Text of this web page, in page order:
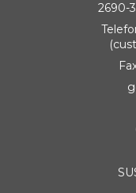
2690-